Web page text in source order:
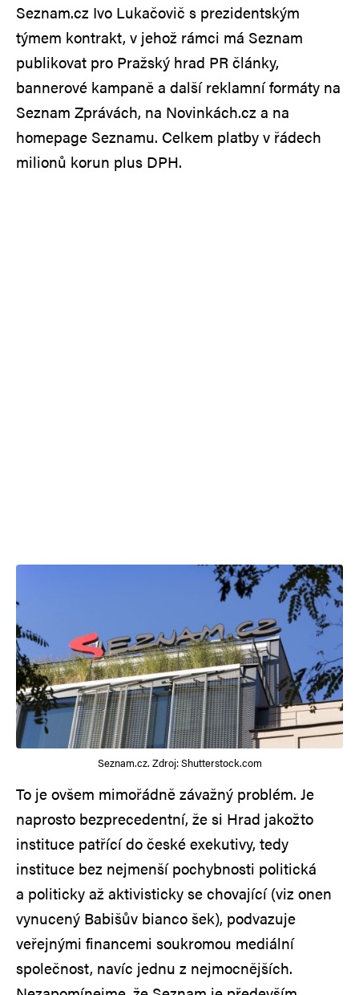
Seznam.cz Ivo Lukačovič s prezidentským
týmem kontrakt, v jehož rámci má Seznam
publikovat pro Pražský hrad PR články,
bannerové kampaně a další reklamní formáty na
Seznam Zprávách, na Novinkách.cz a na
homepage Seznamu. Celkem platby v řádech
milionů korun plus DPH.
Seznam.cz. Zdroj: Shutterstock.com
To je ovšem mimořádně závažný problém. Je
naprosto bezprecedentní, že si Hrad jakožto
instituce patřící do české exekutivy, tedy
instituce bez nejmenší pochybnosti politická
a politicky až aktivisticky se chovající (viz onen
vynucený Babišův bianco šek), podvazuje
veřejnými financemi soukromou mediální
společnost, navíc jednu z nejmocnějších.